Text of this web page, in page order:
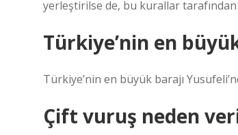
yerleştirilse de, bu kurallar
Türkiye’nin en
Türkiye’nin en büyük barajı
Çift vuruş neden